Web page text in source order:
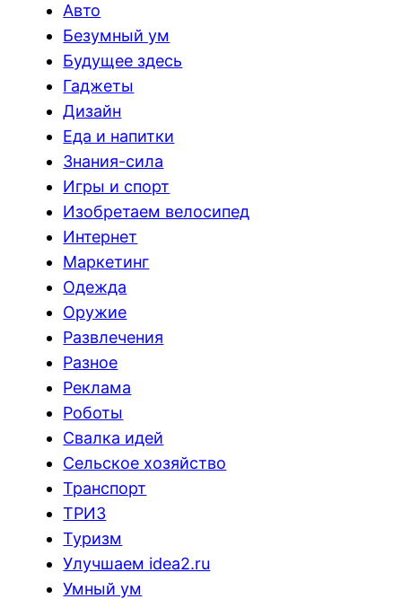
Авто
Безумный ум
Будущее здесь
Гаджеты
Дизайн
Еда и напитки
Знания-сила
Игры и спорт
Изобретаем велосипед
Интернет
Маркетинг
Одежда
Оружие
Развлечения
Разное
Реклама
Роботы
Свалка идей
Сельское хозяйство
Транспорт
ТРИЗ
Туризм
Улучшаем idea2.ru
Умный ум